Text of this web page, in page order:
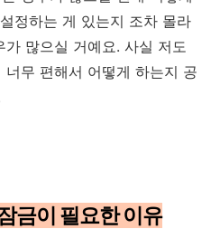
정하는 게 있는지 조차 몰라
많으실 거예요. 사실 저도
무 편해서 어떻게 하는지 공
금이 필요한 이유